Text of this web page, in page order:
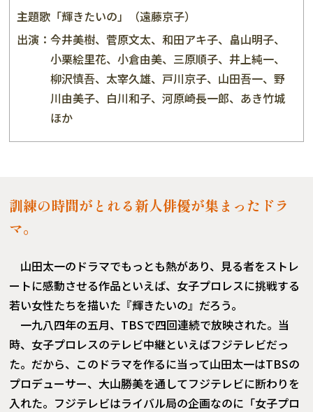
主題歌：「輝きたいの」（遠藤京子）
出演：今井美樹、菅原文太、和田アキ子、畠山明子、
小栗絵里花、小倉由美、三原順子、井上純一、
柳沢慎吾、太宰久雄、戸川京子、山田吾一、野
川由美子、白川和子、河原崎長一郎、あき竹城
ほか
訓練の時間がとれる新人俳優が集まったドラ
マ。
山田太一のドラマでもっとも熱があり、見る者をストレ
ートに感動させる作品といえば、女子プロレスに挑戦する
若い女性たちを描いた『輝きたいの』だろう。
一九八四年の五月、TBSで四回連続で放映された。当
時、女子プロレスのテレビ中継といえばフジテレビだっ
た。だから、このドラマを作るに当って山田太一はTBSの
プロデューサー、大山勝美を通してフジテレビに断わりを
入れた。フジテレビはライバル局の企画なのに「女子プロ